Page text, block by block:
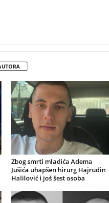
Zbog smrti mladića Adema
Jušića uhapšen hirurg Hajrudin
Halilović i još šest osoba